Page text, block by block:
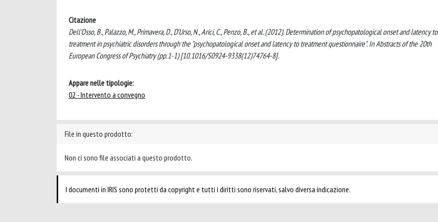
Citazione
Dell’Osso, B., Palazzo, M., Primavera, D., D'Urso, N., Arici, C., Penzo, B., et al. (2012). Determination of psychopatological onset and latency to
treatment in psychiatric disorders through the "psychopatological onset and latency to treatment questionnaire". In Abstracts of the 20th
European Congress of Psychiatry (pp.1-1) [10.1016/S0924-9338(12)74764-8].
Appare nelle tipologie:
02 - Intervento a convegno
File in questo prodotto:
Non ci sono file associati a questo prodotto.
I documenti in IRIS sono protetti da copyright e tutti i diritti sono riservati, salvo diversa indicazione.